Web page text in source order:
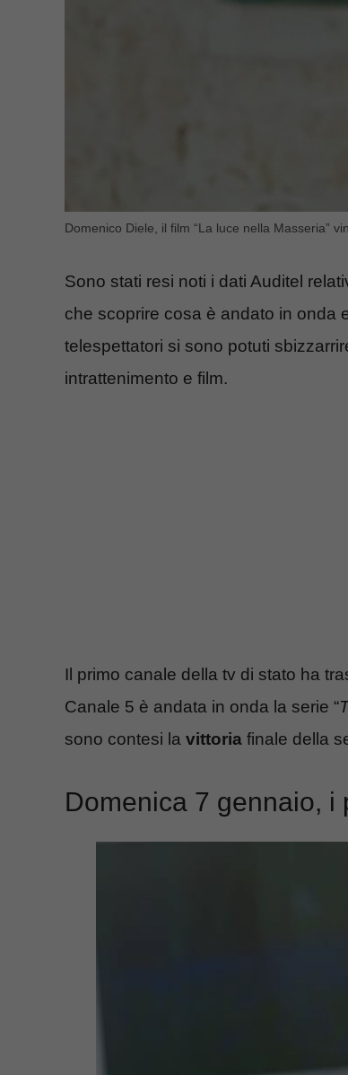
Domenico Diele, il film “La luce nella Masseria”
Sono stati resi noti i dati Auditel
che scoprire cosa è andato in onda
telespettatori si sono potuti
intrattenimento e film.
Il primo canale della tv di stato ha
Canale 5 è andata in onda la serie “
sono contesi la vittoria finale della
Domenica 7 gennaio, i